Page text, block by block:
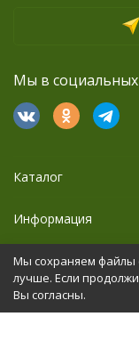
Мы в социальных
Каталог
Информация
Дополнительно
Политика
Мы сохраняем файлы
лучше. Если
Вы согласны.